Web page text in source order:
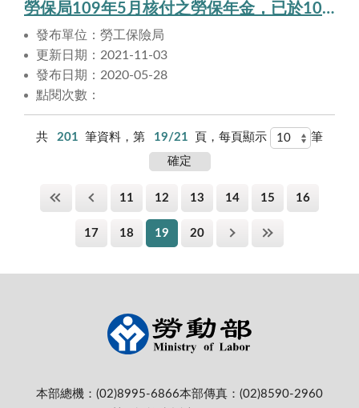
勞保局109年5月核付之勞保年金，已於109年5月28日匯入申請人帳戶。
發布單位：勞工保險局
更新日期：2021-11-03
發布日期：2020-05-28
點閱次數：
共 201 筆資料，第 19/21 頁，每頁顯示 筆
11 12 13 14 15 16
17 18 19 20
本部總機：(02)8995-6866本部傳真：(02)8590-2960